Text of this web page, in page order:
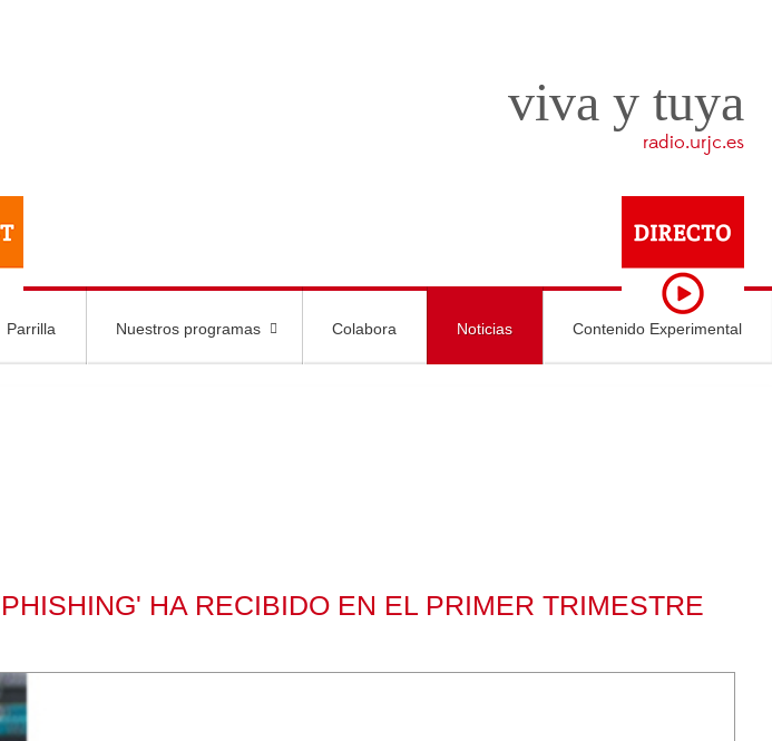
viva y tuya
radio.urjc.es
Parrilla Nuestros programas Colabora Noticias Contenido Experimental
HA RECIBIDO EN EL PRIMER TRIMESTRE